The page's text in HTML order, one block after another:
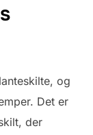
og
Det er
der